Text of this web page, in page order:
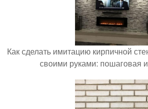
Как сделать имитацию кирпичной
своими руками: пошаговая